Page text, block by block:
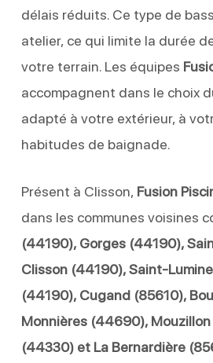
délais réduits. Ce type de
atelier, ce qui limite la durée
votre terrain. Les équipes
accompagnent dans le choix
adapté à votre extérieur, à
habitudes de baignade.
Présent à Clisson, Fusion
dans les communes voisines
(44190), Gorges (44190),
Clisson (44190), Saint-
(44190), Cugand (85610),
Monnières (44690),
(44330) et La Bernardière